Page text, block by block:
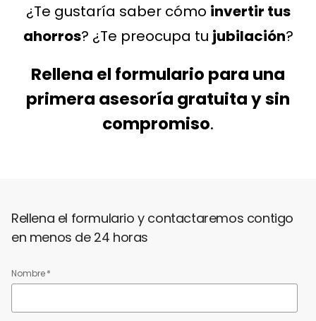
¿Te gustaría saber cómo invertir tus
ahorros? ¿Te preocupa tu jubilación?
Rellena el formulario para una
primera asesoría gratuita y sin
compromiso.
Rellena el formulario y contactaremos contigo
en menos de 24 horas
Nombre*